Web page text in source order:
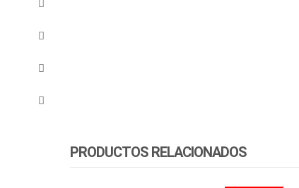
PRODUCTOS RELACIONADOS